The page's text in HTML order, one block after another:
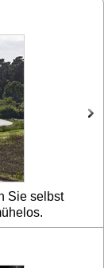
Sie selbst